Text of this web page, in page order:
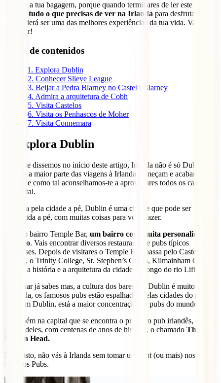
Prepara a tua bagagem, porque quando terminares de ler este guia já
tudo o que precisas de ver na Irlanda para desfrutares do
que poderá ser uma das melhores experiências da tua vida. Vamos
começar!
Tabla de contenidos
1. Explora Dublin
2. Conhecer Slieve League
3. Beijar a Pedra Blarney no Castelo Blarney
44. Admira a arquitetura de Cobh
55. Visita Castelos
66. Visita os Penhascos de Moher
77. Visita Connemara
1. Explora Dublin
Como te dissemos no início deste artigo, Irlanda não é só Dublin, no
entanto a maior parte das viagens à Irlanda começam e acabam em
Dublin e como tal aconselhamos-te a aproveitares todos os cantinhos
da capital.
Vagueia pela cidade a pé, Dublin é uma cidade que pode ser
percorrida a pé, com muitas coisas para ver e fazer.
Visita o bairro Temple Bar, um bairro com muita personalidade e
encanto. Vais encontrar diversos restaurantes e pubs típicos
irlandeses. Depois de visitares o Temple Bar, passa pelo Castelo de
Dublin, o Trinity College, St. Stephen’s Green, Kilmainham Gaol e
admira a história e a arquitetura da cidade ao longo do rio Liffey.
Se calhar já sabes mas, a cultura dos bares em Dublin é muito
divertida, os famosos pubs estão espalhados pelas cidades do país e
claro em Dublin, está a maior concentração de pubs do mundo!
É também na capital que se encontra o primeiro pub irlandês, o mais
antigo deles, com centenas de anos de história, o chamado The
Brazen Head.
Posto isto, não vás à Irlanda sem tomar um
Pint(ou mais) nos
famosos Pubs.